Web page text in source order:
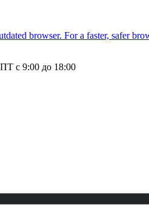
с 9:00 до 18:00